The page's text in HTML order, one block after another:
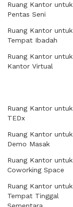
Ruang Kantor untuk
Pentas Seni
Ruang Kantor untuk
Tempat Ibadah
Ruang Kantor untuk
Kantor Virtual
Ruang Kantor untuk
TEDx
Ruang Kantor untuk
Demo Masak
Ruang Kantor untuk
Coworking Space
Ruang Kantor untuk
Tempat Tinggal